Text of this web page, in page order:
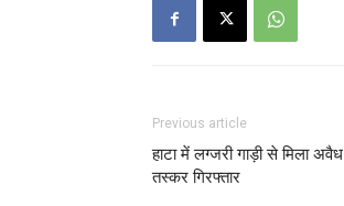
Previous article
हाटा में लग्जरी गाड़ी से मिला
तस्कर गिरफ्तार